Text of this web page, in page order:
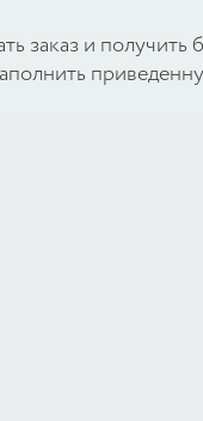
заказ и